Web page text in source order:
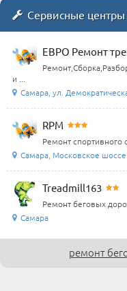
Сервисные
ЕВРО Ремонт
и ...
Самара, ул.
RPM
Ремонт
Самара, Московское шоссе
Treadmill163
Ремонт беговых
Самара
ремонт